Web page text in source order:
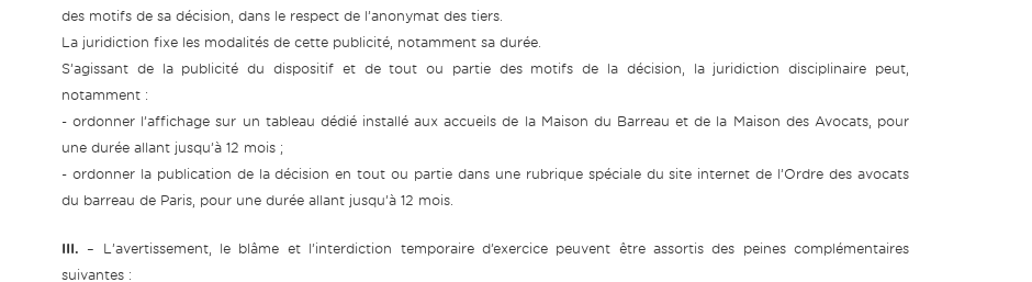
des motifs de sa décision, dans le respect de l’anonymat des tiers.
La juridiction fixe les modalités de cette publicité, notamment sa durée.
S’agissant de la publicité du dispositif et de tout ou partie des motifs de la décision, la juridiction disciplinaire peut,
notamment :
- ordonner l’affichage sur un tableau dédié installé aux accueils de la Maison du Barreau et de la Maison des Avocats, pour
une durée allant jusqu’à 12 mois ;
- ordonner la publication de la décision en tout ou partie dans une rubrique spéciale du site internet de l’Ordre des avocats
du barreau de Paris, pour une durée allant jusqu’à 12 mois.
III. – L’avertissement, le blâme et l’interdiction temporaire d’exercice peuvent être assortis des peines complémentaires
suivantes :